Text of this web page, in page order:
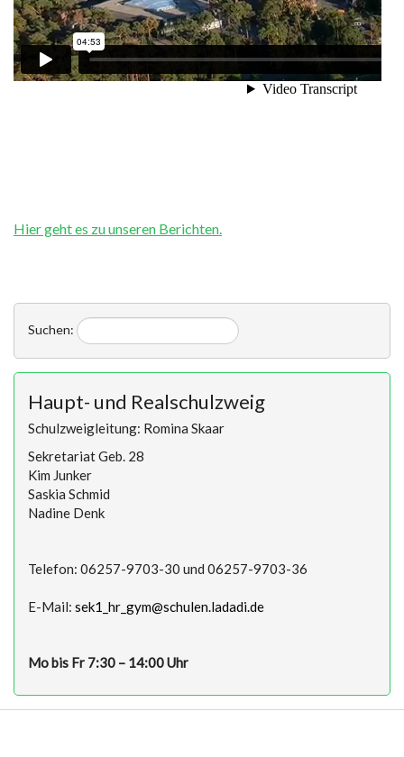
Hier geht es zu unseren Berichten.
Suchen:
Haupt- und Realschulzweig
Schulzweigleitung: Romina Skaar
Sekretariat Geb. 28
Kim Junker
Saskia Schmid
Nadine Denk
Telefon: 06257-9703-30 und 06257-9703-36
E-Mail: sek1_hr_gym@schulen.ladadi.de
Mo bis Fr 7:30 – 14:00 Uhr